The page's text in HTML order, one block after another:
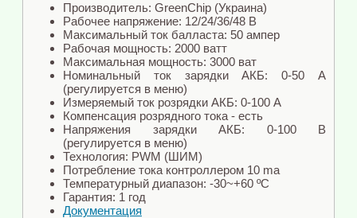
Производитель: GreenChip (Украина)
Рабочее напряжение: 12/24/36/48 В
Максимальный ток балласта: 50 ампер
Рабочая мощность: 2000 ватт
Максимальная мощность: 3000 ват
Номинальный ток зарядки АКБ: 0-50 А
(регулируется в меню)
Измеряемый ток розрядки АКБ: 0-100 А
Компенсация розрядного тока - есть
Напряжения зарядки АКБ: 0-100 В
(регулируется в меню)
Технология: PWM (ШИМ)
Потребление тока контроллером 10 ma
Температурный диапазон: -30~+60 ºС
Гарантия: 1 год
Документация